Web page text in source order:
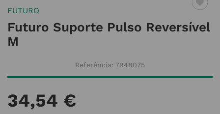
FUTURO
Futuro Suporte Pulso Reversível
M
Referência: 7948075
34,54 €